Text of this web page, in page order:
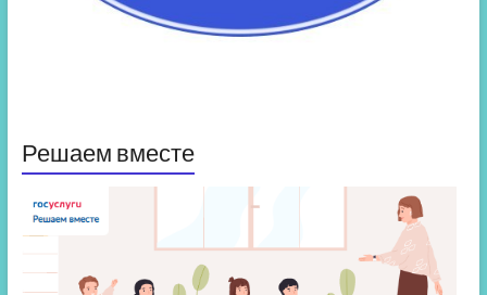
Решаем вместе